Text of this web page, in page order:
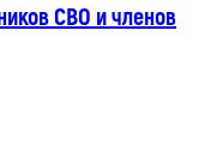
СВО и членов